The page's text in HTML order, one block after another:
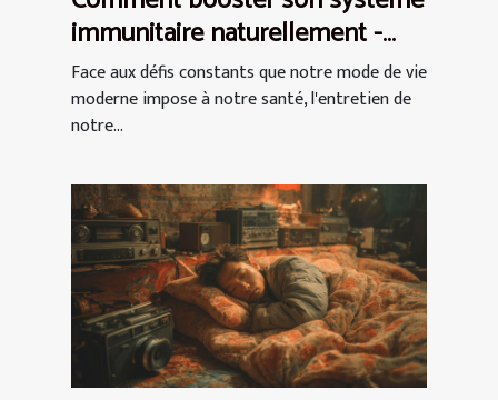
immunitaire naturellement -
Stratégies et Aliments Clés
Face aux défis constants que notre mode de vie
moderne impose à notre santé, l'entretien de
notre...